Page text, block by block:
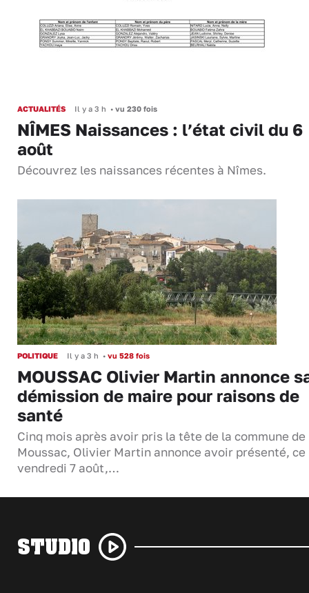
ACTUALITÉS Il y a 3 h • vu 230 fois
NÎMES Naissances : l’état civil du 6
août
Découvrez les naissances récentes à Nîmes.
POLITIQUE Il y a 3 h • vu 528 fois
MOUSSAC Olivier Martin annonce
démission de maire pour raisons de
santé
Cinq mois après avoir pris la tête de la commune de
Moussac, Olivier Martin annonce avoir présenté, ce
vendredi 7 août,…
STUDIO